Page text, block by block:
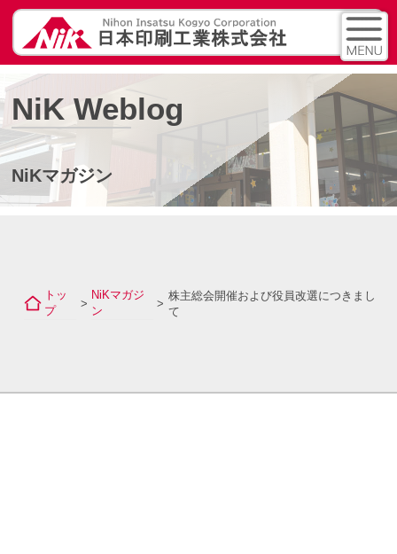
NiK Weblog
NiKマガジン
トッ
プ
>
NiKマガジ
ン
>
株主総会開催および役員改選につきまし
て